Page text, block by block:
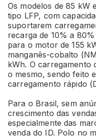
Os modelos de 85 kW
tipo LFP, com
suportarem
recarga de 10% a
para o motor de 155
manganês-cobalto
kWh. O carregamento
o mesmo, sendo feito
carregamento rápido
Para o Brasil, sem
crescimento das
especialmente das
venda do ID. Polo no